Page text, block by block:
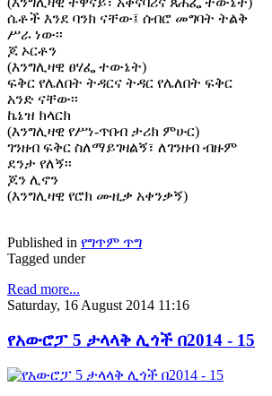
ሴቶች እንደ ባንክ ናቸው፤ ሰብሮ መግባት ትልቅ
ሥራ ነው፡፡
ጆ ኦርቶን
(እንግሊዛዊ ፀሃፌ ተውኔት)
ፍቅር የሌለበት ትዳርና ትዳር የሌለበት ፍቅር
አንድ ናቸው፡፡
ኬኔዝ ክላርክ
(እንግሊዛዊ የሥነ-ጥበብ ታሪክ ምሁር)
ገንዘብ ፍቅር ስለማይገዛልኝ፣ ለገንዘብ ብዙም
ደንታ የለኝ፡፡
ጆን ሊኖን
(እንግሊዛዊ የሮክ ሙዚቃ አቀንቃኝ)
Published in የግጥም ጥግ
Tagged under
Read more...
Saturday, 16 August 2014 11:16
የአውሮፓ 5 ታላላቅ ሊጎች በ2014 - 15